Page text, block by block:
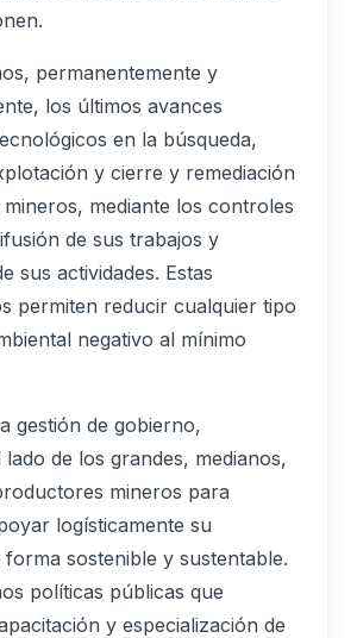
permanentemente y
los últimos avances
en la búsqueda,
y cierre y remediación
mediante los controles
de sus trabajos y
sus actividades. Estas
permiten reducir cualquier tipo
negativo al mínimo
gestión de gobierno,
de los grandes, medianos,
mineros para
logísticamente su
sostenible y sustentable.
políticas públicas que
y especialización de